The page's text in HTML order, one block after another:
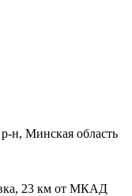
н, Минская область
23 км от МКАД